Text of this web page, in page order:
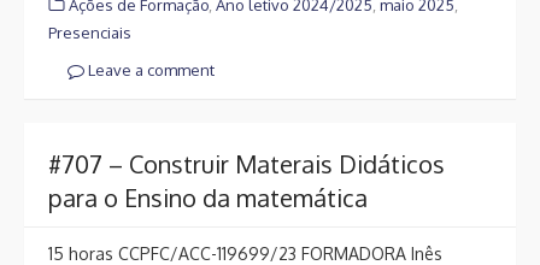
Ações de Formação Ano letivo 2024/2025 maio 2025
Presenciais
Leave a comment
#707 – Construir Materais Didáticos
para o Ensino da matemática
15 horas CCPFC/ACC-119699/23 FORMADORA Inês